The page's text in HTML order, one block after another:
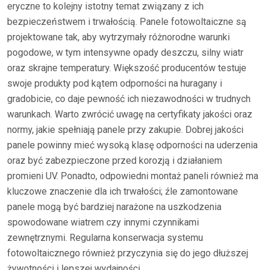
eryczne to kolejny istotny temat związany z ich
bezpieczeństwem i trwałością. Panele fotowoltaiczne są
projektowane tak, aby wytrzymały różnorodne warunki
pogodowe, w tym intensywne opady deszczu, silny wiatr
oraz skrajne temperatury. Większość producentów testuje
swoje produkty pod kątem odporności na huragany i
gradobicie, co daje pewność ich niezawodności w trudnych
warunkach. Warto zwrócić uwagę na certyfikaty jakości oraz
normy, jakie spełniają panele przy zakupie. Dobrej jakości
panele powinny mieć wysoką klasę odporności na uderzenia
oraz być zabezpieczone przed korozją i działaniem
promieni UV. Ponadto, odpowiedni montaż paneli również ma
kluczowe znaczenie dla ich trwałości; źle zamontowane
panele mogą być bardziej narażone na uszkodzenia
spowodowane wiatrem czy innymi czynnikami
zewnętrznymi. Regularna konserwacja systemu
fotowoltaicznego również przyczynia się do jego dłuższej